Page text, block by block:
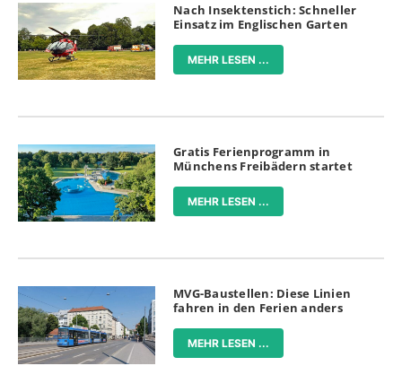
Nach Insektenstich: Schneller
Einsatz im Englischen Garten
MEHR LESEN ...
Gratis Ferienprogramm in
Münchens Freibädern startet
MEHR LESEN ...
MVG-Baustellen: Diese Linien
fahren in den Ferien anders
MEHR LESEN ...